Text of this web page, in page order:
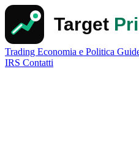
Trading Economia e Politica
IRS Contatti